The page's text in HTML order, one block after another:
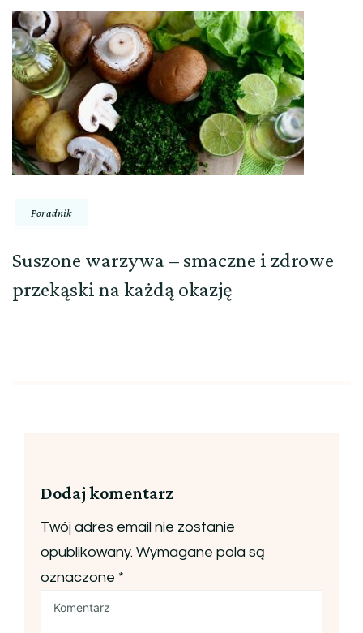
Poradnik
Suszone warzywa – smaczne i zdrowe
przekąski na każdą okazję
Dodaj komentarz
Twój adres email nie zostanie
opublikowany. Wymagane pola są
oznaczone *